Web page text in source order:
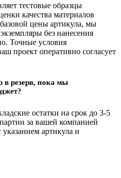
тестовые образцы
качества материалов
цены артикула, мы
без нанесения
Точные условия
проект оперативно согласует
в резерв, пока мы
остатки на срок до 3-5
за вашей компанией
указанием артикула и